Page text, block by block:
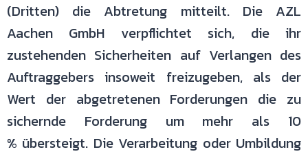
(Dritten) die Abtretung mitteilt. Die AZL
Aachen GmbH verpflichtet sich, die ihr
zustehenden Sicherheiten auf Verlangen des
Auftraggebers insoweit freizugeben, als der
Wert der abgetretenen Forderungen die zu
sichernde Forderung um mehr als 10
% übersteigt. Die Verarbeitung oder Umbildung